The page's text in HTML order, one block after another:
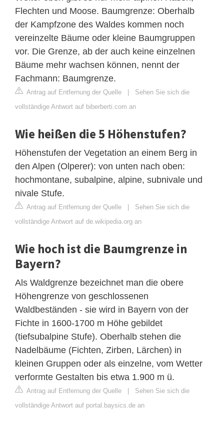
Flechten und Moose. Baumgrenze: Oberhalb
der Kampfzone des Waldes kommen noch
vereinzelte Bäume oder kleine Baumgruppen
vor. Die Grenze, ab der auch keine einzelnen
Bäume mehr wachsen können, nennt der
Fachmann: Baumgrenze.
Antrag auf Entfernung der Quelle | Sehen Sie sich die
vollständige Antwort auf biberberti.com an
Wie heißen die 5 Höhenstufen?
Höhenstufen der Vegetation an einem Berg in
den Alpen (Olperer): von unten nach oben:
hochmontane, subalpine, alpine, subnivale und
nivale Stufe.
Antrag auf Entfernung der Quelle | Sehen Sie sich die
vollständige Antwort auf de.wikipedia.org an
Wie hoch ist die Baumgrenze in
Bayern?
Als Waldgrenze bezeichnet man die obere
Höhengrenze von geschlossenen
Waldbeständen - sie wird in Bayern von der
Fichte in 1600-1700 m Höhe gebildet
(tiefsubalpine Stufe). Oberhalb stehen die
Nadelbäume (Fichten, Zirben, Lärchen) in
kleinen Gruppen oder als einzelne, vom Wetter
verformte Gestalten bis etwa 1.900 m ü.
Antrag auf Entfernung der Quelle | Sehen Sie sich die
vollständige Antwort auf portal.baysics.de an